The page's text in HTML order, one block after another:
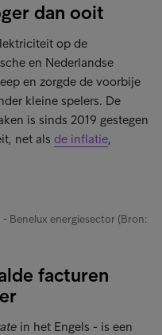
dan ooit
op de
en Nederlandse
en zorgde de voorbije
kleine spelers. De
is sinds 2019 gestegen
net als de inflatie,
Benelux energiesector (Bron:
facturen
in het Engels - is een